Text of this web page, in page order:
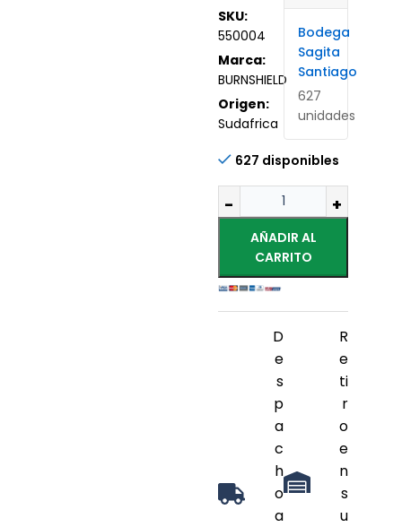
SKU:
550004
Marca:
BURNSHIELD
Origen:
Sudafrica
Bodega
Sagita
Santiago
627
unidades
627 disponibles
AÑADIR AL
CARRITO
D
e
s
p
a
c
h
o
a
R
e
ti
r
o
e
n
s
u